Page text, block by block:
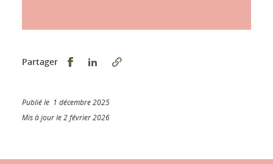
Partager Partager sur Facebook
Partager sur LinkedIn
Publié le 1 décembre 2025
Mis à jour le 2 février 2026